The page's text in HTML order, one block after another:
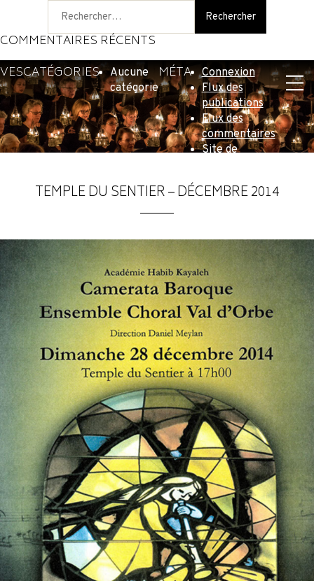
Rechercher :
COMMENTAIRES RÉCENTS
CATÉGORIES
Aucune
catégorie
MÉTA
Connexion
Flux des
publications
Flux des
commentaires
Site de
TEMPLE DU SENTIER – DÉCEMBRE 2014